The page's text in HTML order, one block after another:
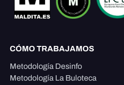
CÓMO TRABAJAMOS
Metodología Desinfo
Metodología La Buloteca